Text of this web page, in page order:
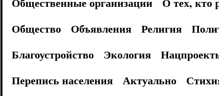
Общество
Объявления Религия
Благоустройство
Экология
Перепись населения
Актуально